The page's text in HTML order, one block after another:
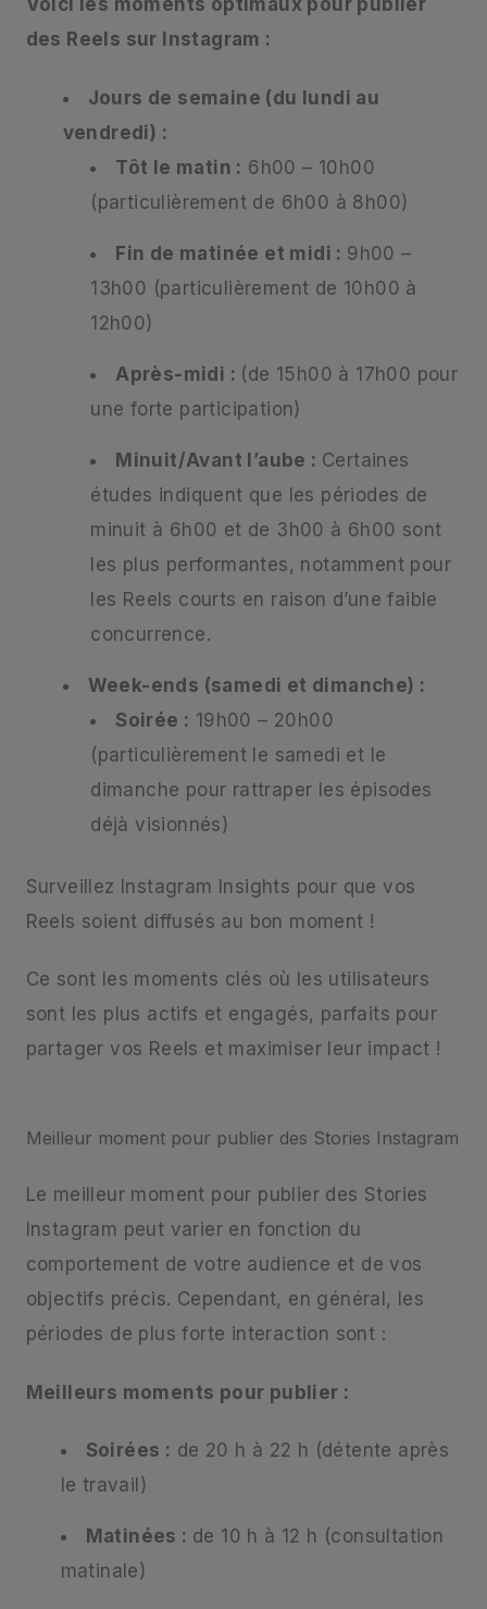
Voici les moments optimaux pour publier
des Reels sur Instagram :
Jours de semaine (du lundi au
vendredi) :
Tôt le matin : 6h00 – 10h00
(particulièrement de 6h00 à 8h00)
Fin de matinée et midi : 9h00 –
13h00 (particulièrement de 10h00 à
12h00)
Après-midi : (de 15h00 à 17h00 pour
une forte participation)
Minuit/Avant l’aube : Certaines
études indiquent que les périodes de
minuit à 6h00 et de 3h00 à 6h00 sont
les plus performantes, notamment pour
les Reels courts en raison d’une faible
concurrence.
Week-ends (samedi et dimanche) :
Soirée : 19h00 – 20h00
(particulièrement le samedi et le
dimanche pour rattraper les épisodes
déjà visionnés)
Surveillez Instagram Insights pour que vos
Reels soient diffusés au bon moment !
Ce sont les moments clés où les utilisateurs
sont les plus actifs et engagés, parfaits pour
partager vos Reels et maximiser leur impact !
Meilleur moment pour publier des Stories Instagram
Le meilleur moment pour publier des Stories
Instagram peut varier en fonction du
comportement de votre audience et de vos
objectifs précis. Cependant, en général, les
périodes de plus forte interaction sont :
Meilleurs moments pour publier :
Soirées : de 20 h à 22 h (détente après
le travail)
Matinées : de 10 h à 12 h (consultation
matinale)